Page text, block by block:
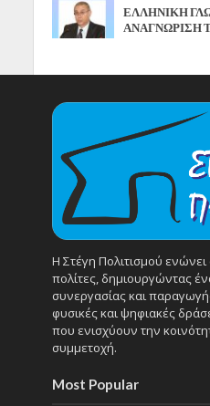
ΕΛΛΗΝΙΚΗ
ΑΝΑΓΝΩΡΙΣΗ
Η Στέγη Πολιτισμού
πολίτες, δημιουργώντας
συνεργασίας και
φυσικές και ψηφιακές
που ενισχύουν την
συμμετοχή.
Most Popular